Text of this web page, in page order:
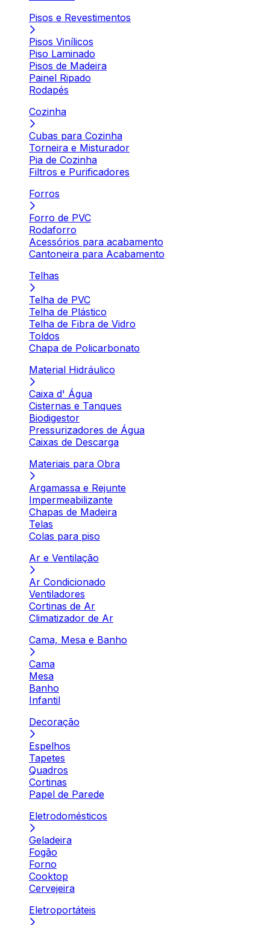
Pisos e Revestimentos
Pisos Vinílicos
Piso Laminado
Pisos de Madeira
Painel Ripado
Rodapés
Cozinha
Cubas para Cozinha
Torneira e Misturador
Pia de Cozinha
Filtros e Purificadores
Forros
Forro de PVC
Rodaforro
Acessórios para acabamento
Cantoneira para Acabamento
Telhas
Telha de PVC
Telha de Plástico
Telha de Fibra de Vidro
Toldos
Chapa de Policarbonato
Material Hidráulico
Caixa d' Água
Cisternas e Tanques
Biodigestor
Pressurizadores de Água
Caixas de Descarga
Materiais para Obra
Argamassa e Rejunte
Impermeabilizante
Chapas de Madeira
Telas
Colas para piso
Ar e Ventilação
Ar Condicionado
Ventiladores
Cortinas de Ar
Climatizador de Ar
Cama, Mesa e Banho
Cama
Mesa
Banho
Infantil
Decoração
Espelhos
Tapetes
Quadros
Cortinas
Papel de Parede
Eletrodomésticos
Geladeira
Fogão
Forno
Cooktop
Cervejeira
Eletroportáteis